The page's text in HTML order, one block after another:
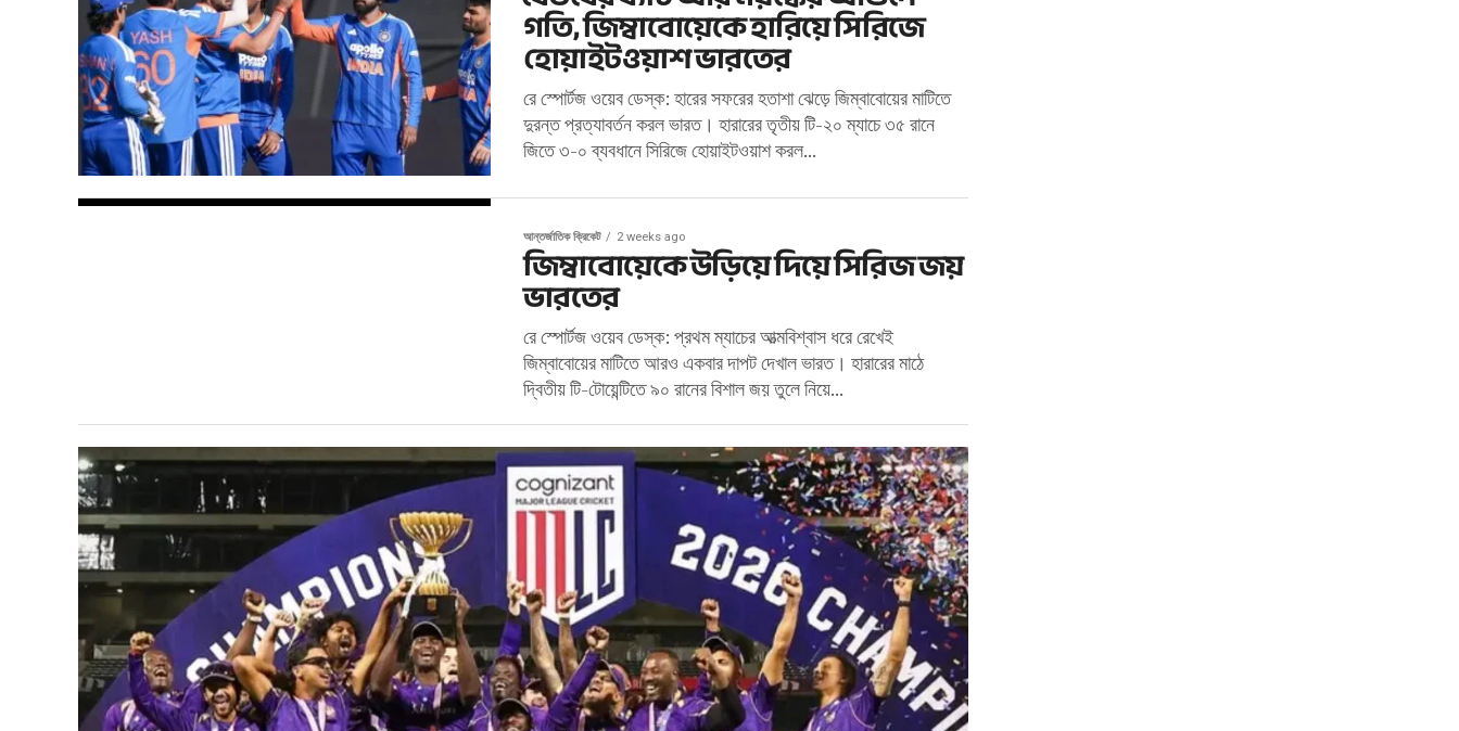
গতি, জিম্বাবোয়েকে হারিয়ে সিরিজে
হোয়াইটওয়াশ ভারতের
রে স্পোর্টজ ওয়েব ডেস্ক: হারের সফরের হতাশা ঝেড়ে জিম্বাবোয়ের মাটিতে
দুরন্ত প্রত্যাবর্তন করল ভারত। হারারের তৃতীয় টি-২০ ম্যাচে ৩৫ রানে
জিতে ৩-০ ব্যবধানে সিরিজে হোয়াইটওয়াশ করল...
আন্তর্জাতিক ক্রিকেট 2 weeks ago
জিম্বাবোয়েকে উড়িয়ে দিয়ে সিরিজ জয়
ভারতের
রে স্পোর্টজ ওয়েব ডেস্ক: প্রথম ম্যাচের আত্মবিশ্বাস ধরে রেখেই
জিম্বাবোয়ের মাটিতে আরও একবার দাপট দেখাল ভারত। হারারের মাঠে
দ্বিতীয় টি-টোয়েন্টিতে ৯০ রানের বিশাল জয় তুলে নিয়ে...